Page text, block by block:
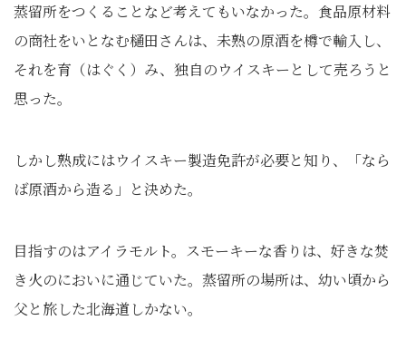
蒸留所をつくることなど考えてもいなかった。食品原材料
の商社をいとなむ樋田さんは、未熟の原酒を樽で輸入し、
それを育（はぐく）み、独自のウイスキーとして売ろうと
思った。
しかし熟成にはウイスキー製造免許が必要と知り、「なら
ば原酒から造る」と決めた。
目指すのはアイラモルト。スモーキーな香りは、好きな焚
き火のにおいに通じていた。蒸留所の場所は、幼い頃から
父と旅した北海道しかない。